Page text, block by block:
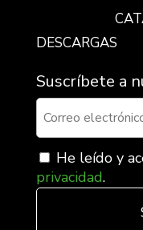
DESCARGAS
Suscríbete a
He leído y
privacidad.